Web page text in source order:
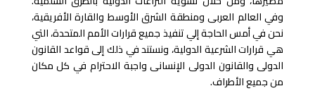
وفي العالم العربى ومنطقة الشرق الأوسط والقارة الأفريقية،
نحن في أمس الحاجة إلي تنفيذ جميع قرارات الأمم المتحدة، التي
هي قرارات الشرعية الدولية، ونستند في ذلك إلى قواعد القانون
الدولى والقانون الدولى الإنسانى واجبة الاحترام في كل مكان
من جميع الأطراف.